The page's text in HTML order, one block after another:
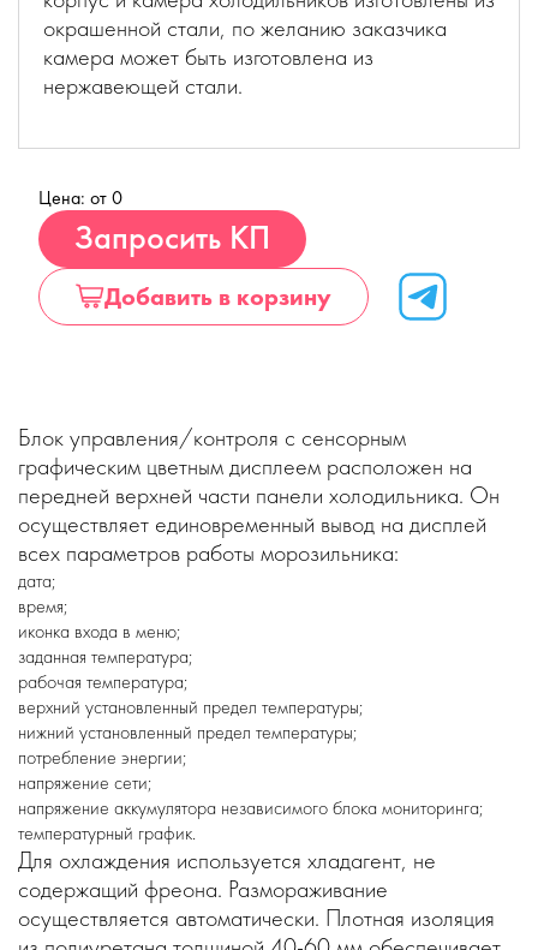
окрашенной стали, по желанию заказчика
камера может быть изготовлена из
нержавеющей стали.
Цена: от 0
Запросить КП
Добавить в корзину
Блок управления/контроля с сенсорным
графическим цветным дисплеем расположен на
передней верхней части панели холодильника. Он
осуществляет единовременный вывод на дисплей
всех параметров работы морозильника:
дата;
время;
иконка входа в меню;
заданная температура;
рабочая температура;
верхний установленный предел температуры;
нижний установленный предел температуры;
потребление энергии;
напряжение сети;
напряжение аккумулятора независимого блока мониторинга;
температурный график.
Для охлаждения используется хладагент, не
содержащий фреона. Размораживание
осуществляется автоматически. Плотная изоляция